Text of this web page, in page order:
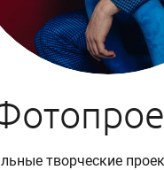
творческие